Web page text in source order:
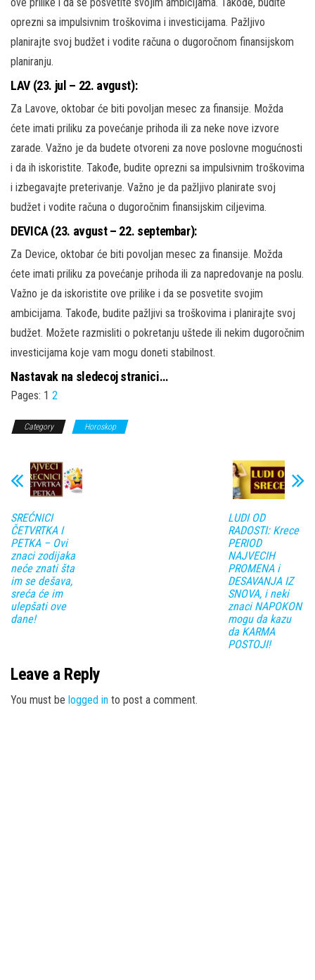
oprezni sa impulsivnim troškovima i investicijama. Pažljivo
planirajte svoj budžet i vodite računa o dugoročnom finansijskom
planiranju.
LAV (23. jul – 22. avgust):
Za Lavove, oktobar će biti povoljan mesec za finansije. Možda
ćete imati priliku za povećanje prihoda ili za neke nove izvore
zarade. Važno je da budete otvoreni za nove poslovne mogućnosti
i da ih iskoristite. Takođe, budite oprezni sa impulsivnim troškovima
i izbegavajte preterivanje. Važno je da pažljivo planirate svoj
budžet i vodite računa o dugoročnim finansijskim ciljevima.
DEVICA (23. avgust – 22. septembar):
Za Device, oktobar će biti povoljan mesec za finansije. Možda
ćete imati priliku za povećanje prihoda ili za napredovanje na poslu.
Važno je da iskoristite ove prilike i da se posvetite svojim
ambicijama. Takođe, budite pažljivi sa troškovima i planirajte svoj
budžet. Možete razmisliti o pokretanju uštede ili nekim dugoročnim
investicijama koje vam mogu doneti stabilnost.
Nastavak na sledecoj stranici…
Pages: 1 2
Category Horoskop
SREĆNICI
ČETVRTKA I
PETKA – Ovi
znaci zodijaka
neće znati šta
im se dešava,
sreća će im
ulepšati ove
dane!
LUDI OD
RADOSTI: Krece
PERIOD
NAJVECIH
PROMENA i
DESAVANJA IZ
SNOVA, i neki
znaci NAPOKON
mogu da kazu
da KARMA
POSTOJI!
Leave a Reply
You must be logged in to post a comment.